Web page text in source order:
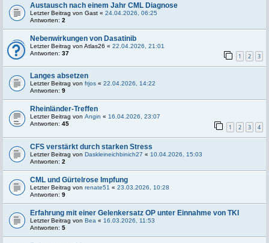
Austausch nach einem Jahr CML Diagnose
Letzter Beitrag von Gast « 24.04.2026, 06:25
Antworten: 2
Nebenwirkungen von Dasatinib
Letzter Beitrag von Atlas26 « 22.04.2026, 21:01
Antworten: 37 1 2 3
Langes absetzen
Letzter Beitrag von frjos « 22.04.2026, 14:22
Antworten: 9
Rheinländer-Treffen
Letzter Beitrag von Angin « 16.04.2026, 23:07
Antworten: 45 1 2 3 4
CFS verstärkt durch starken Stress
Letzter Beitrag von Daskleineichbinich27 « 10.04.2026, 15:03
Antworten: 2
CML und Gürtelrose Impfung
Letzter Beitrag von renate51 « 23.03.2026, 10:28
Antworten: 9
Erfahrung mit einer Gelenkersatz OP unter Einnahme von TKI
Letzter Beitrag von Bea « 16.03.2026, 11:53
Antworten: 5